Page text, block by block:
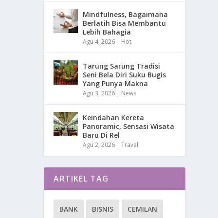
Mindfulness, Bagaimana
Berlatih Bisa Membantu
Lebih Bahagia
Agu 4, 2026 | Hot
Tarung Sarung Tradisi
Seni Bela Diri Suku Bugis
Yang Punya Makna
Agu 3, 2026 | News
Keindahan Kereta
Panoramic, Sensasi Wisata
Baru Di Rel
Agu 2, 2026 |Travel
ARTIKEL TAG
BANK BISNIS CEMILAN